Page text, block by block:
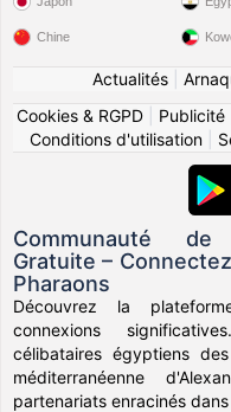
Chine
Actualités|
Cookies & RGPD
Publicité
Conditions d'utilisation|
Communauté de
Gratuite –
Pharaons
Découvrez la
connexions
célibataires égyptiens
méditerranéenne
partenariats enracinés